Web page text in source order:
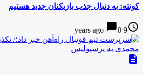
کونته: به دنبال جذب بازیکنان جدید هستیم
access_time
9 years ago
chat_bubble0
description